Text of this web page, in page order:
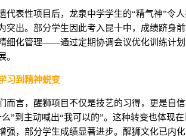
代表性项目后，龙泉中学学生的“精气神”令
突出。部分学生因此考入昆十中，成绩跻身
细化管理——通过定期协调会议优化训练计
。
习到精神蜕变
而言，醒狮项目不仅是技艺的习得，更是自
”到主动喊出“我可以的”。这种转变也体现
强，部分学生成绩显著进步。醒狮文化已内